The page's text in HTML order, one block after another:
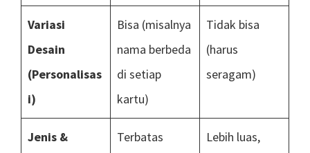
Variasi
Desain
(Personalisas
i)
Bisa (misalnya
nama berbeda
di setiap
kartu)
Tidak bisa
(harus
seragam)
Jenis &
Terbatas
Lebih luas,